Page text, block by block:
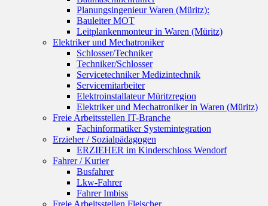
Planungsingenieur Waren (Müritz):
Bauleiter MOT
Leitplankenmonteur in Waren (Müritz)
Elektriker und Mechatroniker
Schlosser/Techniker
Techniker/Schlosser
Servicetechniker Medizintechnik
Servicemitarbeiter
Elektroinstallateur Müritzregion
Elektriker und Mechatroniker in Waren (Müritz)
Freie Arbeitsstellen IT-Branche
Fachinformatiker Systemintegration
Erzieher / Sozialpädagogen
ERZIEHER im Kinderschloss Wendorf
Fahrer / Kurier
Busfahrer
Lkw-Fahrer
Fahrer Imbiss
Freie Arbeitsstellen Fleischer